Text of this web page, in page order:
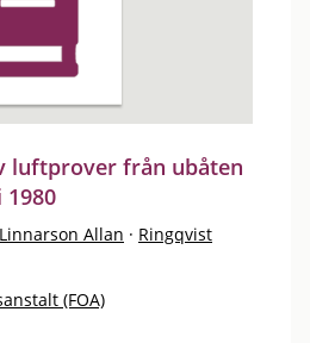
luftprover från ubåten
1980
Linnarson Allan · Ringqvist
(FOA)